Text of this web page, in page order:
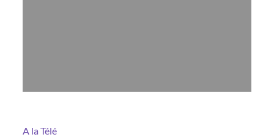
A la Télé